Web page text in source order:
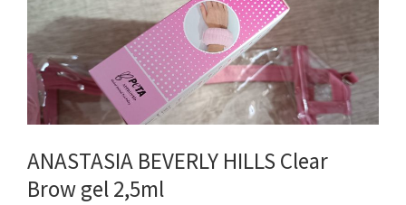
ANASTASIA BEVERLY HILLS Clear
Brow gel 2,5ml